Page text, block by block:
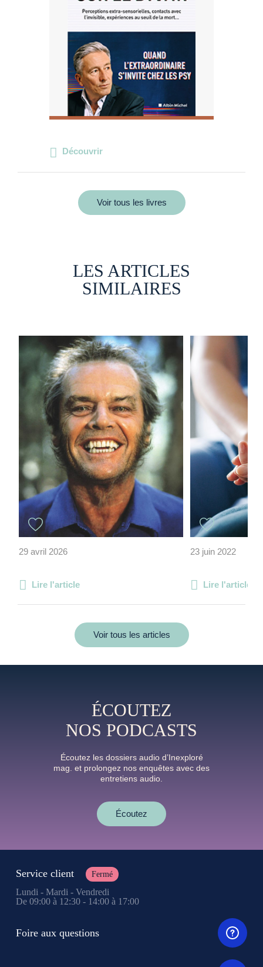
Découvrir
Voir tous les livres
LES ARTICLES
SIMILAIRES
29 avril 2026
Lire l'article
23 juin 2022
Lire l'article
Voir tous les articles
ÉCOUTEZ
NOS PODCASTS
Écoutez les dossiers audio d’Inexploré
mag. et prolongez nos enquêtes avec des
entretiens audio.
Écoutez
Service client Fermé
Lundi - Mardi - Vendredi
De 09:00 à 12:30 - 14:00 à 17:00
Foire aux questions